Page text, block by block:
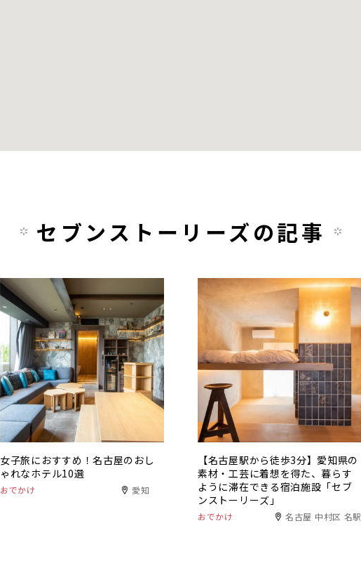
セブンストーリーズの記事
女子旅におすすめ！名古屋のおし
ゃれなホテル10選
おでかけ 愛知
【名古屋駅から徒歩3分】愛知県の
素材・工芸に着想を得た、暮らす
ように滞在できる宿泊施設「セブ
ンストーリーズ」
おでかけ 名古屋 中村区 名駅